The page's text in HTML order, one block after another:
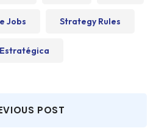
Jobs Strategy Rules
POST